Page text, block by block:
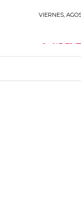
VIERNES,